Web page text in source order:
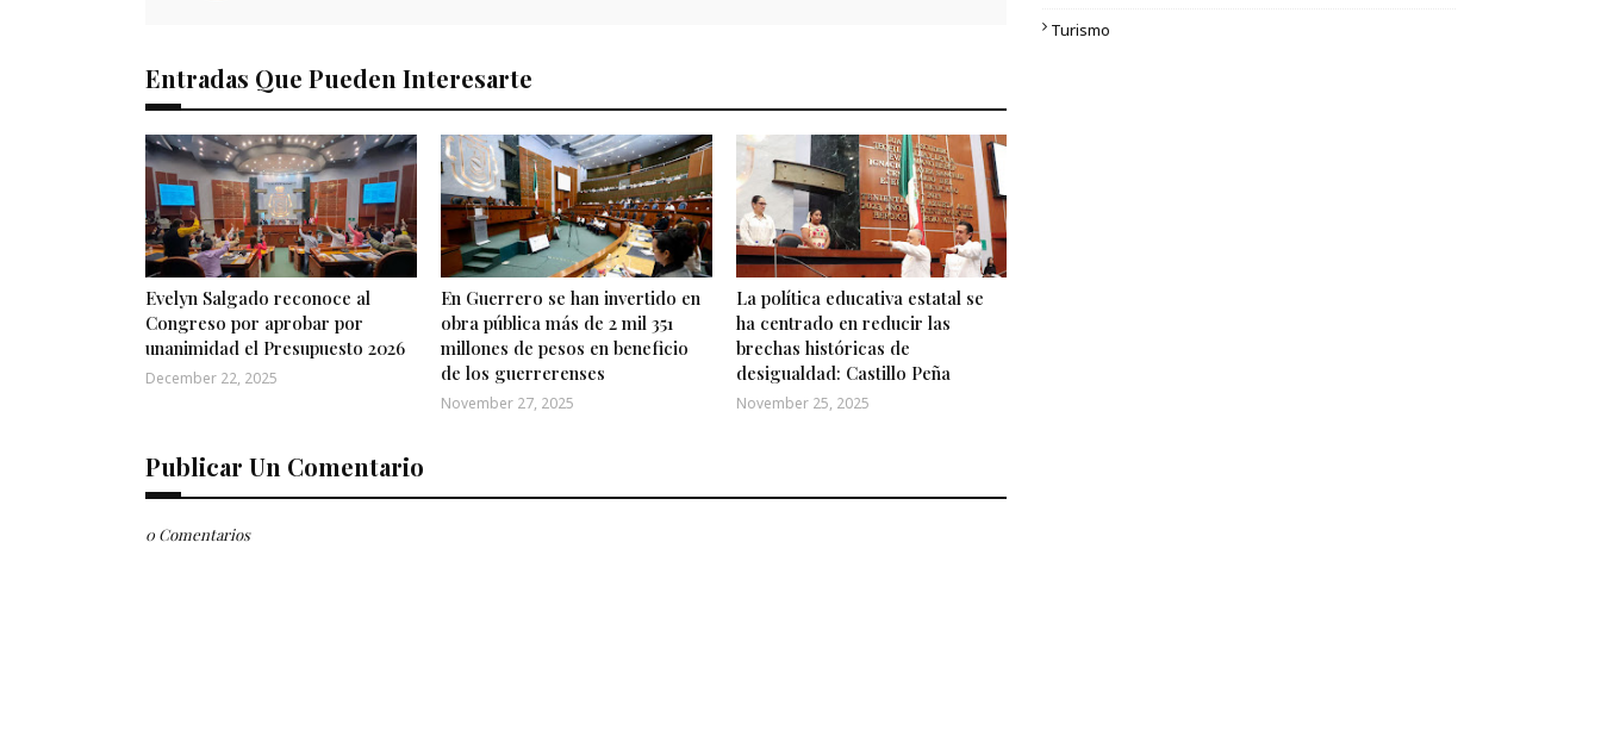
Entradas Que Pueden Interesarte
Evelyn Salgado reconoce al
Congreso por aprobar por
unanimidad el Presupuesto 2026
December 22, 2025
En Guerrero se han invertido en
obra pública más de 2 mil 351
millones de pesos en beneficio
de los guerrerenses
November 27, 2025
La política educativa estatal se
ha centrado en reducir las
brechas históricas de
desigualdad: Castillo Peña
November 25, 2025
Publicar Un Comentario
0 Comentarios
Turismo